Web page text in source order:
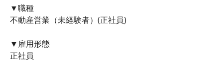
▼職種
不動産営業（未経験者）(正社員)
▼雇用形態
正社員